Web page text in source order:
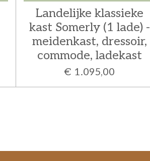
Landelijke klassieke
kast Somerly (1 lade) -
meidenkast, dressoir,
commode, ladekast
€ 1.095,00